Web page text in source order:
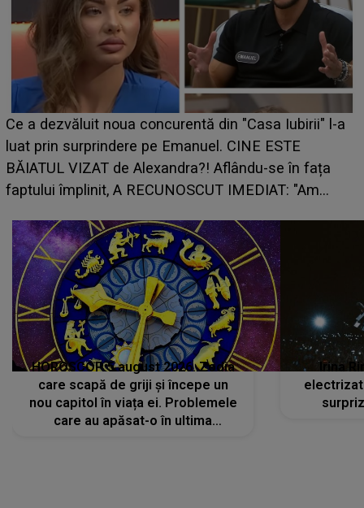
HOROSCOP 7 august 2026. Zodia care intră într-o
perioadă marcată de încercări. Problemele se adună
din toate părțile, iar o veste neașteptată îi dă planurile
peste cap
HOROSCOP 5 august 2026. Zodia
care scapă de griji și începe un
nou capitol în viața ei. Problemele
care au apăsat-o în ultima
Irina